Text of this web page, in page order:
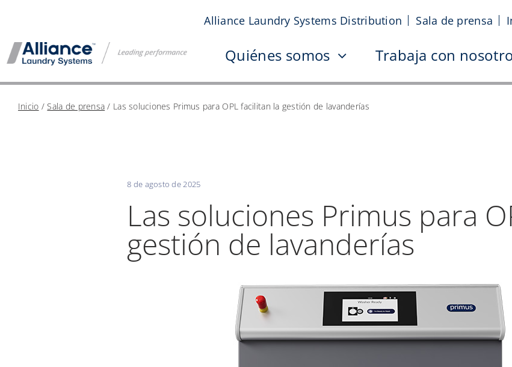
contenido
Alliance Laundry Systems Distribution Sala de prensa
Quiénes somos Trabaja con
Inicio /Sala de prensa / Las soluciones Primus para OPL facilitan la gestión de lavanderías
8 de agosto de 2025
Las soluciones Primus para
gestión de lavanderías